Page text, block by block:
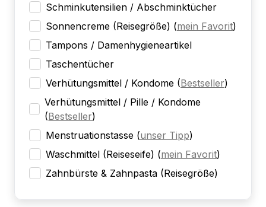
Schminkutensilien / Abschminktücher
Sonnencreme (Reisegröße) (mein Favorit)
Tampons / Damenhygieneartikel
Taschentücher
Verhütungsmittel / Kondome (Bestseller)
Verhütungsmittel / Pille / Kondome
(Bestseller)
Menstruationstasse (unser Tipp)
Waschmittel (Reiseseife) (mein Favorit)
Zahnbürste & Zahnpasta (Reisegröße)